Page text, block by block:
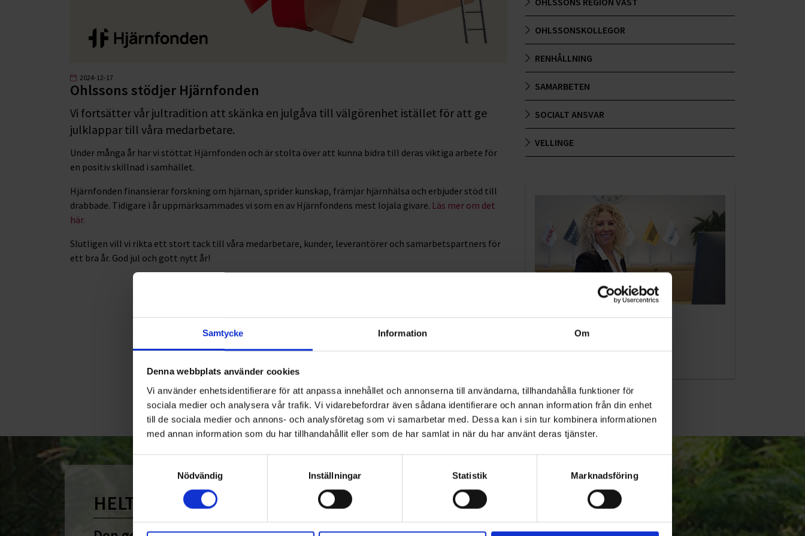
Samtycke Information Om
Denna webbplats använder cookies
Vi använder enhetsidentifierare för att anpassa innehållet och annonserna till användarna, tillhandahålla funktioner för
sociala medier och analysera vår trafik. Vi vidarebefordrar även sådana identifierare och annan information från din enhet
till de sociala medier och annons- och analysföretag som vi samarbetar med. Dessa kan i sin tur kombinera informationen
med annan information som du har tillhandahållit eller som de har samlat in när du har använt deras tjänster.
Nödvändig
Inställningar Statistik Marknadsföring
2024-12-17
Ohlssons stödjer Hjärnfonden
Vi fortsätter vår jultradition att skänka en julgåva till välgörenhet istället för att ge
julklappar till våra medarbetare.
Under många år har vi stöttat Hjärnfonden och är stolta över att kunna bidra till deras viktiga arbete för
en positiv skillnad i samhället.
Hjärnfonden finansierar forskning om hjärnan, sprider kunskap, främjar hjärnhälsa och erbjuder stöd till
drabbade. Tidigare i år uppmärksammades vi som en av Hjärnfondens mest lojala givare. Läs mer om det
här.
Slutligen vill vi rikta ett stort tack till våra medarbetare, kunder, leverantörer och samarbetspartners för
ett bra år. God jul och gott nytt år!
OHLSSONSKOLLEGOR
RENHÅLLNING
SAMARBETEN
SOCIALT ANSVAR
VELLINGE
KUNDTJÄNST
010-45 00 200​
HELT ENKELT HÅLLBART